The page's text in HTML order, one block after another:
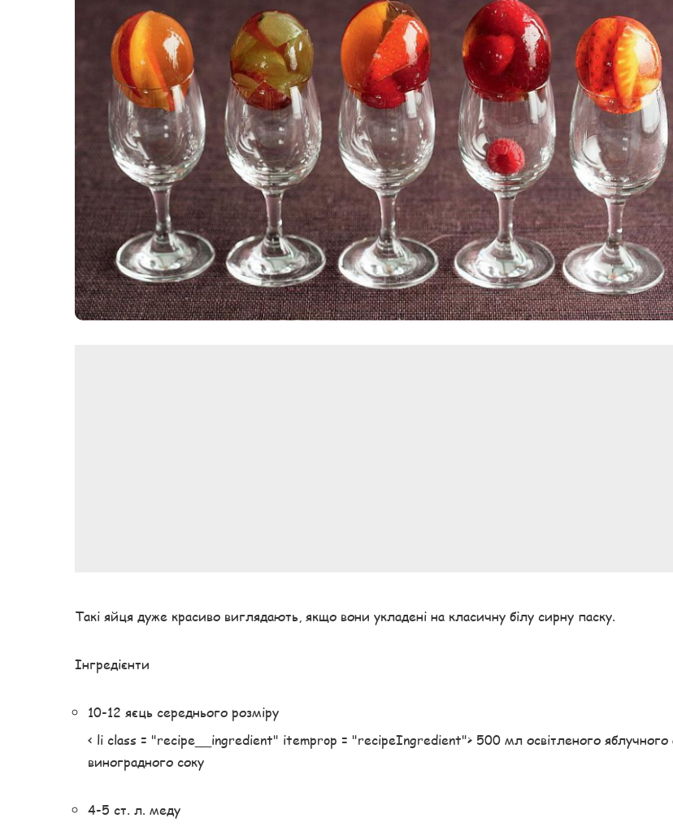
Мясо по-французьки
Шинка
Рецепти із фаршу
Такі яйця дуже красиво виглядають, якщо вони укладені на класичну білу сирну паску.
Інгредієнти
10-12 яєць середнього розміру
< li class = "recipe__ingredient" itemprop = "recipeIngredient"> 500 мл освітленого яблучного
виноградного соку
4-5 ст. л. меду